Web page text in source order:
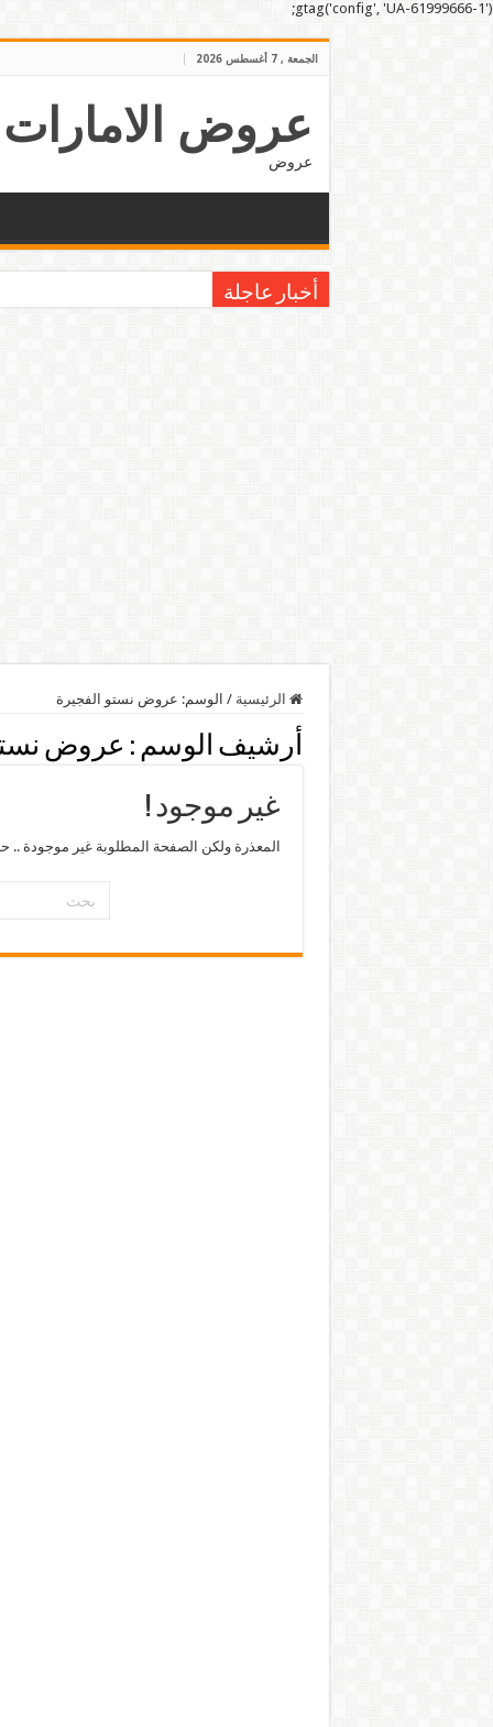
gtag('config', 'UA-61999666-1');
الجمعة , 7 أغسطس 2026
عروض الامارات
عروض
أخبار عاجلة
الرئيسية / الوسم: عروض نستو الفجيرة
أرشيف الوسم : عروض
غير موجود !
المعذرة ولكن الصفحة المطلوبة غير موجودة